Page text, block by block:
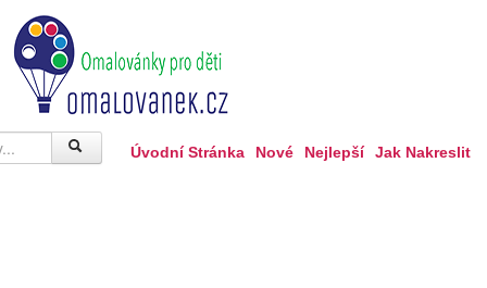
Úvodní Stránka Nové Nejlepší Jak Nakreslit